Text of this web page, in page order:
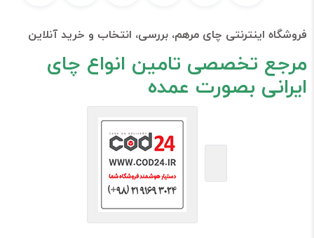
فروشگاه اینترنتی چای مرهم، بررسی، انتخاب و خرید آنلاین
مرجع تخصصی تامین انواع چای
ایرانی بصورت عمده